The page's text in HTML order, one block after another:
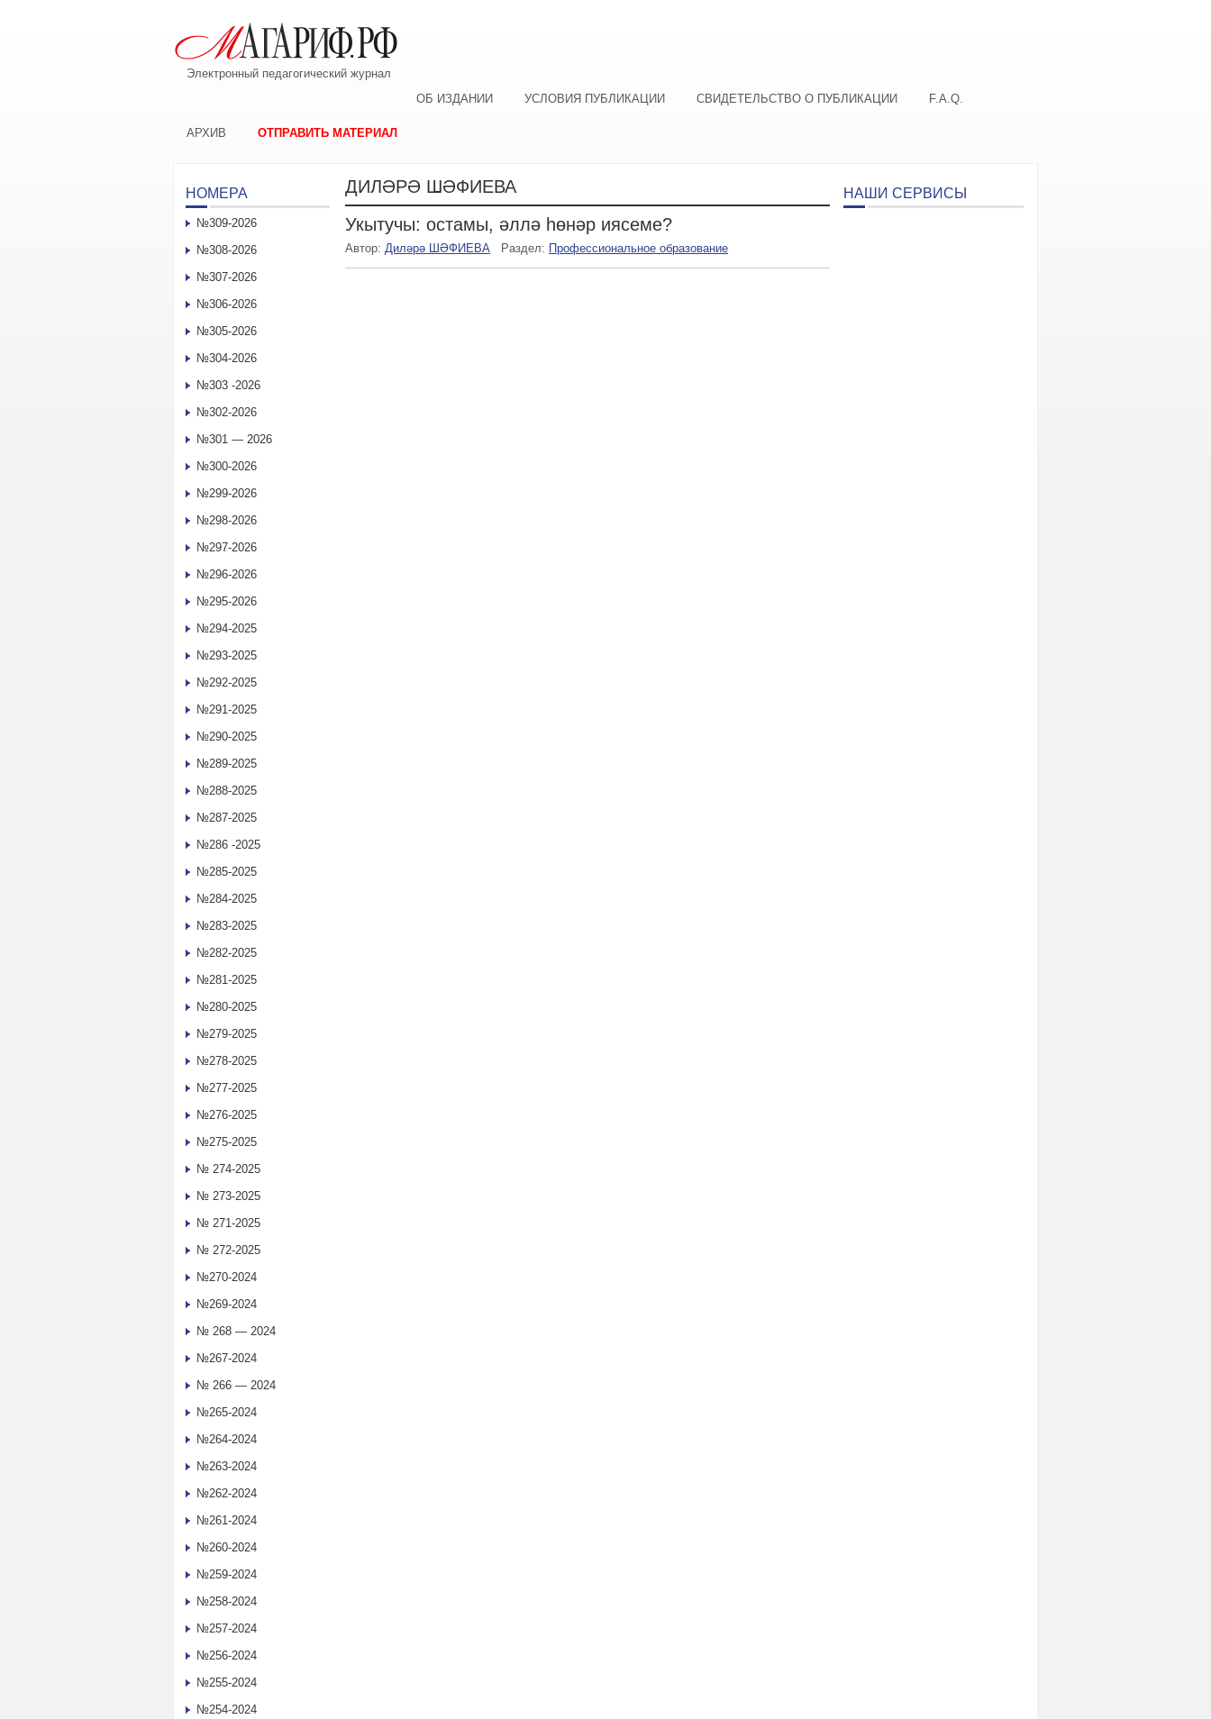
Электронный педагогический журнал
ОБ ИЗДАНИИ
УСЛОВИЯ ПУБЛИКАЦИИ СВИДЕТЕЛЬСТВО О ПУБЛИКАЦИИ F.A.Q.
АРХИВ ОТПРАВИТЬ МАТЕРИАЛ
ДИЛӘРӘ ШӘФИЕВА
Укытучы: остамы, әллә һөнәр иясеме?
Автор: Диләрә ШӘФИЕВА Раздел: Профессиональное образование
НОМЕРА
№309-2026
№308-2026
№307-2026
№306-2026
№305-2026
№304-2026
№303 -2026
№302-2026
№301 — 2026
№300-2026
№299-2026
№298-2026
№297-2026
№296-2026
№295-2026
№294-2025
№293-2025
№292-2025
№291-2025
№290-2025
№289-2025
№288-2025
№287-2025
№286 -2025
№285-2025
№284-2025
№283-2025
№282-2025
№281-2025
№280-2025
№279-2025
№278-2025
№277-2025
№276-2025
№275-2025
№ 274-2025
№ 273-2025
№ 271-2025
№ 272-2025
№270-2024
№269-2024
№ 268 — 2024
№267-2024
№ 266 — 2024
№265-2024
№264-2024
№263-2024
№262-2024
№261-2024
№260-2024
№259-2024
№258-2024
№257-2024
№256-2024
№255-2024
№254-2024
НАШИ СЕРВИСЫ